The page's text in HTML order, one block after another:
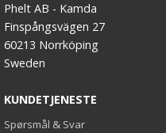
Phelt AB - Kamda
Finspångsvägen 27
60213 Norrköping
Sweden
KUNDETJENESTE
Spørsmål & Svar